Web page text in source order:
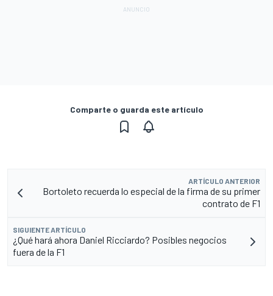
Comparte o guarda este artículo
ARTÍCULO ANTERIOR
Bortoleto recuerda lo especial de la firma de su primer
contrato de F1
SIGUIENTE ARTÍCULO
¿Qué hará ahora Daniel Ricciardo? Posibles negocios
fuera de la F1